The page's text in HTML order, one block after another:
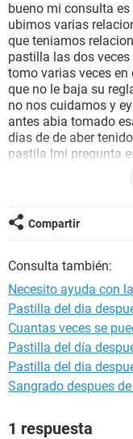
BIENESTAR
SEXUALIDAD
GLOSARIO
bueno mi consulta
ubimos varias
que teniamos
pastilla las dos
tomo varias veces en
que no le baja su
no nos cuidamos y
antes abia tomado
dias de de aber
pastila lmi pregunta
embarazada] en que
hasta-el-ano-de-
salgan dañados el
porfavor¡¡¡¡¡¡¡¡¡¡¡¡¡¡¡¡
Compartir
Consulta también:
Necesito ayuda con
Pastilla del dia
Cuantas veces se
Pastilla del día
Pastilla del dia
Sangrado despues
1 respuesta